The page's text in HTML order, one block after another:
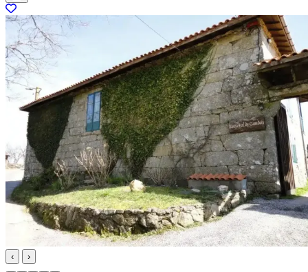
‹ ›